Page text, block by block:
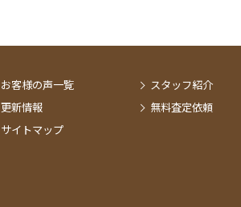
お客様の声一覧
更新情報
サイトマップ
スタッフ紹介
無料査定依頼